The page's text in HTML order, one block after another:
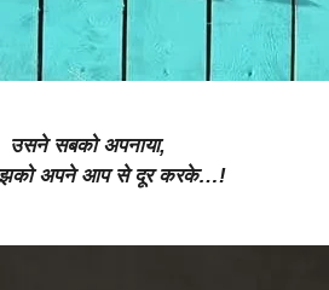
उसने सबको अपनाया,
अपने आप से दूर करके…!